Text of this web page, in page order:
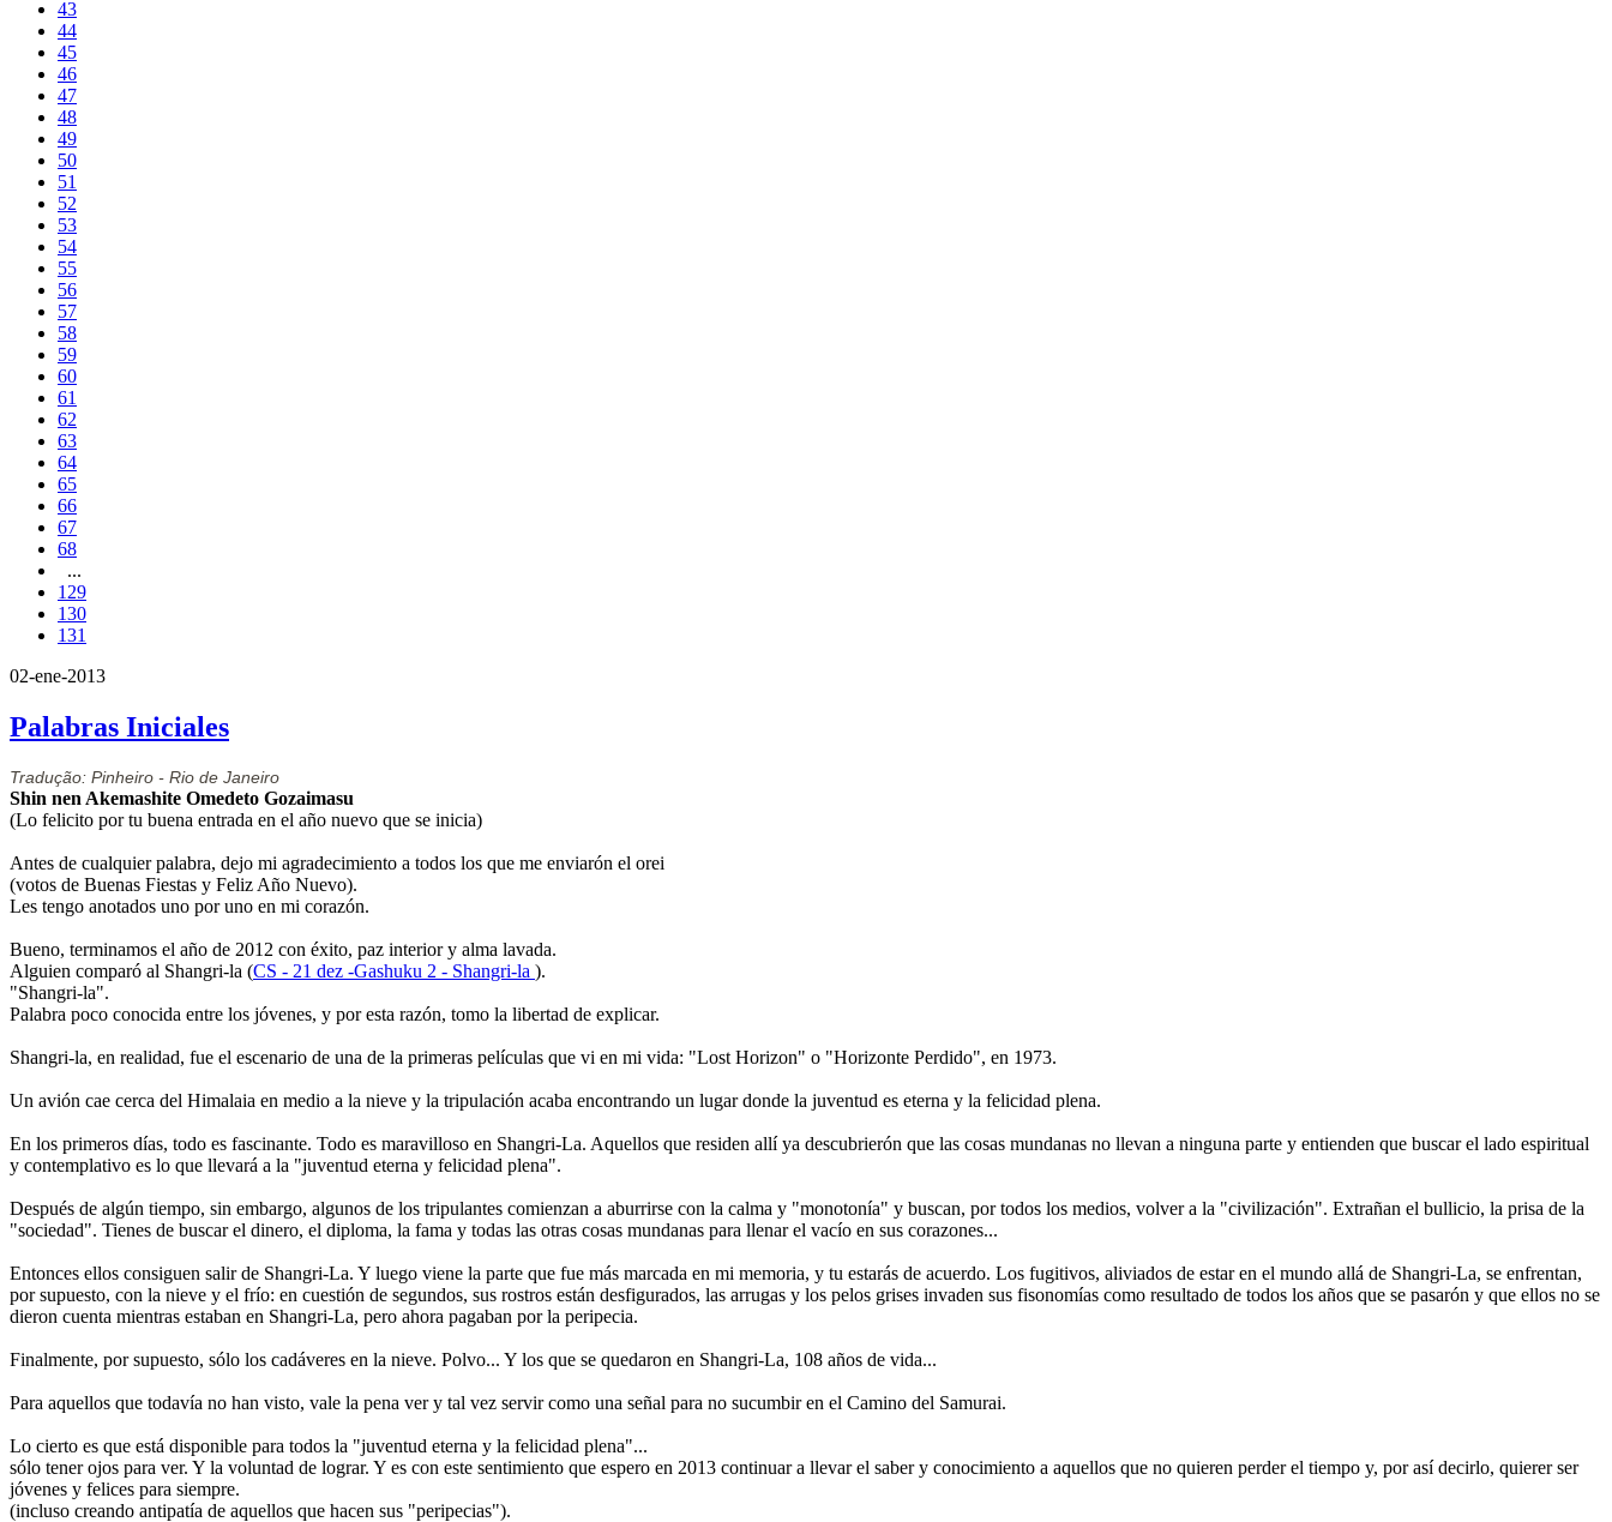
43
44
45
46
47
48
49
50
51
52
53
54
55
56
57
58
59
60
61
62
63
64
65
66
67
68
...
129
130
131
02-ene-2013
Palabras Iniciales
Tradução: Pinheiro - Rio de Janeiro
Shin nen Akemashite Omedeto Gozaimasu
(Lo felicito por tu buena entrada en el año nuevo que se inicia)
Antes de cualquier palabra, dejo mi agradecimiento a todos los que me enviarón el orei
(votos de Buenas Fiestas y Feliz Año Nuevo).
Les tengo anotados uno por uno en mi corazón.
Bueno, terminamos el año de 2012 con éxito, paz interior y alma lavada.
Alguien comparó al Shangri-la (CS - 21 dez -Gashuku 2 - Shangri-la ).
"Shangri-la".
Palabra poco conocida entre los jóvenes, y por esta razón, tomo la libertad de explicar.
Shangri-la, en realidad, fue el escenario de una de la primeras películas que vi en mi vida: "Lost Horizon" o "Horizonte Perdido", en 1973.
Un avión cae cerca del Himalaia en medio a la nieve y la tripulación acaba encontrando un lugar donde la juventud es eterna y la felicidad plena.
En los primeros días, todo es fascinante. Todo es maravilloso en Shangri-La. Aquellos que residen allí ya descubrierón que las cosas mundanas no llevan a ninguna parte y entienden que buscar el lado espiritual
y contemplativo es lo que llevará a la "juventud eterna y felicidad plena".
Después de algún tiempo, sin embargo, algunos de los tripulantes comienzan a aburrirse con la calma y "monotonía" y buscan, por todos los medios, volver a la "civilización". Extrañan el bullicio, la prisa de la
"sociedad". Tienes de buscar el dinero, el diploma, la fama y todas las otras cosas mundanas para llenar el vacío en sus corazones...
Entonces ellos consiguen salir de Shangri-La. Y luego viene la parte que fue más marcada en mi memoria, y tu estarás de acuerdo. Los fugitivos, aliviados de estar en el mundo allá de Shangri-La, se enfrentan,
por supuesto, con la nieve y el frío: en cuestión de segundos, sus rostros están desfigurados, las arrugas y los pelos grises invaden sus fisonomías como resultado de todos los años que se pasarón y que ellos no se
dieron cuenta mientras estaban en Shangri-La, pero ahora pagaban por la peripecia.
Finalmente, por supuesto, sólo los cadáveres en la nieve. Polvo... Y los que se quedaron en Shangri-La, 108 años de vida...
Para aquellos que todavía no han visto, vale la pena ver y tal vez servir como una señal para no sucumbir en el Camino del Samurai.
Lo cierto es que está disponible para todos la "juventud eterna y la felicidad plena"...
sólo tener ojos para ver. Y la voluntad de lograr. Y es con este sentimiento que espero en 2013 continuar a llevar el saber y conocimiento a aquellos que no quieren perder el tiempo y, por así decirlo, quierer ser
jóvenes y felices para siempre.
(incluso creando antipatía de aquellos que hacen sus "peripecias").